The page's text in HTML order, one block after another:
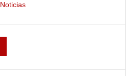
Noticias